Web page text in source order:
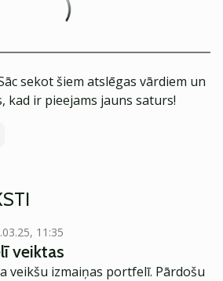
sekot šiem atslēgas vārdiem un
kad ir pieejams jauns saturs!
11:35
veiktas
veikšu izmaiņas portfelī. Pārdošu